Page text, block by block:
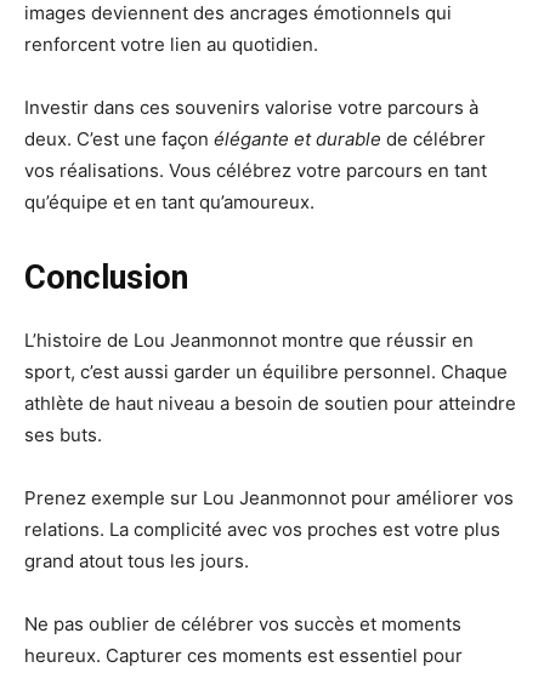
images deviennent des ancrages émotionnels qui
renforcent votre lien au quotidien.
Investir dans ces souvenirs valorise votre parcours à
deux. C’est une façon élégante et durable de célébrer
vos réalisations. Vous célébrez votre parcours en tant
qu’équipe et en tant qu’amoureux.
Conclusion
L’histoire de Lou Jeanmonnot montre que réussir en
sport, c’est aussi garder un équilibre personnel. Chaque
athlète de haut niveau a besoin de soutien pour atteindre
ses buts.
Prenez exemple sur Lou Jeanmonnot pour améliorer vos
relations. La complicité avec vos proches est votre plus
grand atout tous les jours.
Ne pas oublier de célébrer vos succès et moments
heureux. Capturer ces moments est essentiel pour